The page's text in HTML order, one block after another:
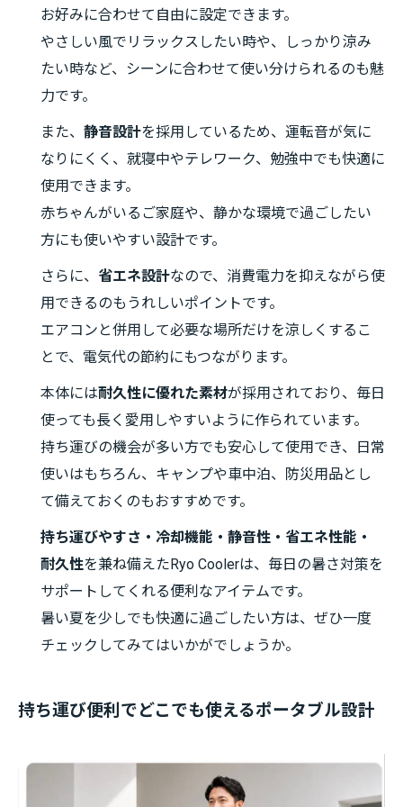
お好みに合わせて自由に設定できます。
やさしい風でリラックスしたい時や、しっかり涼み
たい時など、シーンに合わせて使い分けられるのも魅
力です。
また、 静音設計を採用しているため、運転音が気に
なりにくく、就寝中やテレワーク、勉強中でも快適に
使用できます。
赤ちゃんがいるご家庭や、静かな環境で過ごしたい
方にも使いやすい設計です。
さらに、 省エネ設計なので、消費電力を抑えながら使
用できるのもうれしいポイントです。
エアコンと併用して必要な場所だけを涼しくするこ
とで、電気代の節約にもつながります。
本体には耐久性に優れた素材が採用されており、毎日
使っても長く愛用しやすいように作られています。
持ち運びの機会が多い方でも安心して使用でき、日常
使いはもちろん、キャンプや車中泊、防災用品とし
て備えておくのもおすすめです。
持ち運びやすさ・冷却機能・静音性・省エネ性能・
耐久性を兼ね備えたRyo Coolerは、毎日の暑さ対策を
サポートしてくれる便利なアイテムです。
暑い夏を少しでも快適に過ごしたい方は、ぜひ一度
チェックしてみてはいかがでしょうか。
持ち運び便利でどこでも使えるポータブル設計